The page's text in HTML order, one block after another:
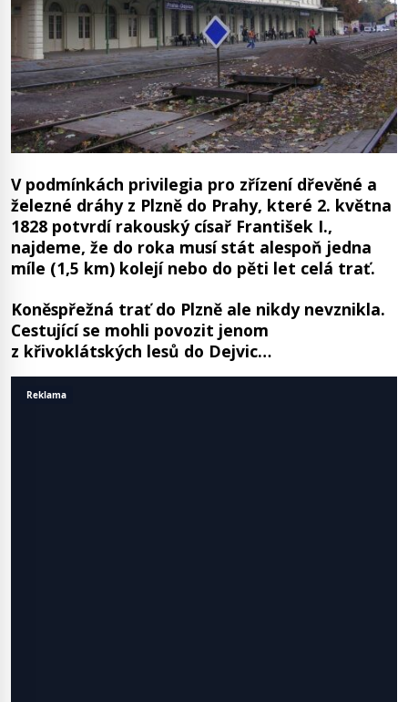
V podmínkách privilegia pro zřízení dřevěné a
železné dráhy z Plzně do Prahy, které 2. května
1828 potvrdí rakouský císař František I.,
najdeme, že do roka musí stát alespoň jedna
míle (1,5 km) kolejí nebo do pěti let celá trať.
Koněspřežná trať do Plzně ale nikdy nevznikla.
Cestující se mohli povozit jenom
z křivoklátských lesů do Dejvic…
Reklama